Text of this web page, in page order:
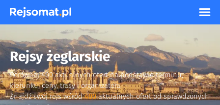
Rejsy żeglarskie
Porównaj 400 aktualnych ofert na podstawie terminu,
kierunku, ceny, trasy i organizatora.
Znajdź swój rejs wśród400aktualnych ofert od sprawdzonych